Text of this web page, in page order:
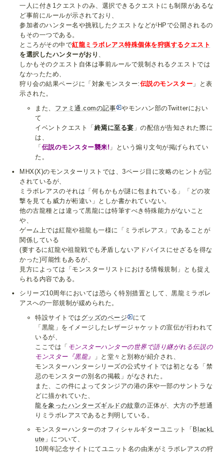
一人に付き1クエストのみ、選択できるクエストにも制限があるな
ど事前にルールが示されており、
参加者のハンター名や挑戦したクエストなどがHPで公開されるの
もその一つである。
ところがその中で紅龍ミラボレアス特殊個体を狩猟するクエスト
を選択したハンターがおり 、
しかもそのクエスト自体は事前ルールで規制されるクエストでは
なかったため、
狩り会の結果ページに「対象モンスター:伝説のモンスター 」と表
示された。
また、 ファミ通.comの記事
やモンハン部のTwitterにおい
て
イベントクエスト「 終焉に至る宴 」の配信が告知された際に
は、
「 伝説のモンスター襲来! 」という煽り文句が掲げられてい
た。
MHX(X)のモンスターリストでは、3ページ目に攻略のヒントが記
されているが、
ミラボレアスのそれは「何もかもが謎に包まれている」「どの攻
撃を見ても威力が桁違い」としか書かれていない。
他の古龍種とは違って黒龍には特筆すべき特殊能力がないこと
や、
ゲーム上では紅龍や祖龍も一様に「ミラボレアス」であることが
関係している
(要するに紅龍や祖龍戦でも矛盾しないアドバイスにせざるを得な
かった)可能性もあるが、
見方によっては「モンスターリストにおける情報規制」とも捉え
られる内容である。
シリーズ10周年においては恐らく特別措置として、黒龍ミラボレ
アスへの一部規制が緩められた。
特設サイトでは グッズのページ
にて
「黒龍」をイメージしたレザージャケットの宣伝が行われて
いるが、
ここでは「 モンスターハンターの世界で語り継がれる伝説の
モンスター『黒龍』
」と堂々と別称が紹介され、
モンスターハンターシリーズの公式サイトでは初となる「禁
忌のモンスターの別名の掲載」がなされた。
また、この件によってタンジアの港の床や一部のサントラな
どに描かれていた、
龍を象ったハンターズギルドの紋章の正体が、大方の予想通
りミラボレアスであると判明している。
モンスターハンターのオフィシャルギターユニット「 BlackL
ute 」について、
10周年記念サイトにてユニット名の由来がミラボレアスの狩